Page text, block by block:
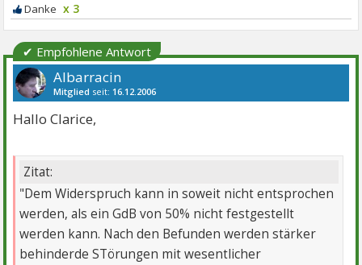
x 3
✔ Empfohlene Antwort
Albarracin
Mitglied seit: 16.12.2006
Hallo Clarice,
Zitat:
"Dem Widerspruch kann in soweit nicht entsprochen
werden, als ein GdB von 50% nicht festgestellt
werden kann. Nach den Befunden werden stärker
behinderde STörungen mit wesentlicher